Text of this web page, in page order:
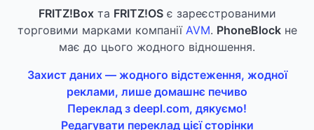
FRITZ!Boxта FRITZ!OSє зареєстрованими
торговими марками компанії AVM. PhoneBlockне
має до цього жодного відношення.
Захист даних — жодного відстеження, жодної
реклами, лише домашнє печиво
Переклад з deepl.com, дякуємо!
Редагувати переклад цієї сторінки